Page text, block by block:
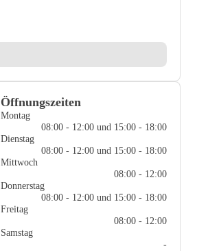
Öffnungszeiten
Montag
08:00 - 12:00 und 15:00 - 18:00
Dienstag
08:00 - 12:00 und 15:00 - 18:00
Mittwoch
08:00 - 12:00
Donnerstag
08:00 - 12:00 und 15:00 - 18:00
Freitag
08:00 - 12:00
Samstag
-